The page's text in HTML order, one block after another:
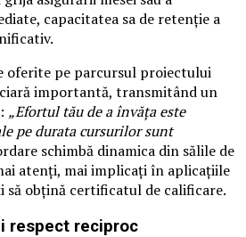
capacitatea sa de retenție a
oferite pe parcursul proiectului
importantă, transmitând un
„Efortul tău de a învăța este
pe durata cursurilor sunt
schimbă dinamica din sălile de
atenți, mai implicați în aplicațiile
să obțină certificatul de calificare.
respect reciproc